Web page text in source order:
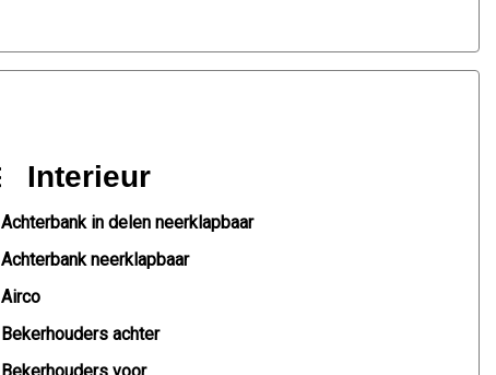
Interieur
Achterbank in delen neerklapbaar
Achterbank neerklapbaar
Airco
Bekerhouders achter